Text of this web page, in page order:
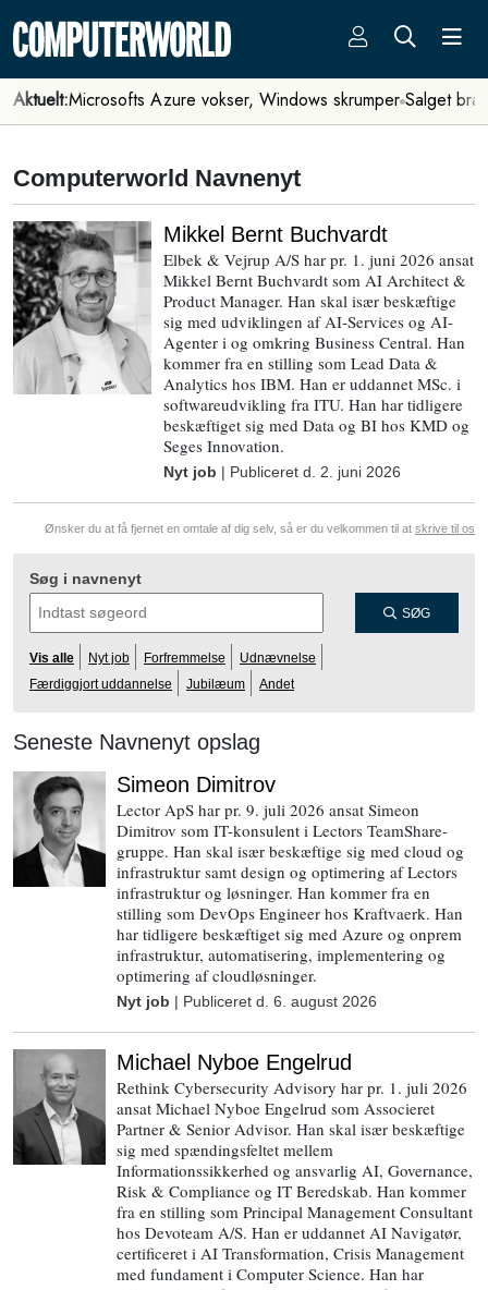
Aktuelt:Microsofts Azure vokser, Windows skrumper Salget
Computerworld Navnenyt
Mikkel Bernt Buchvardt
Elbek & Vejrup A/S har pr. 1. juni 2026 ansat
Mikkel Bernt Buchvardt som AI Architect &
Product Manager. Han skal især beskæftige
sig med udviklingen af AI-Services og AI-
Agenter i og omkring Business Central. Han
kommer fra en stilling som Lead Data &
Analytics hos IBM. Han er uddannet MSc. i
softwareudvikling fra ITU. Han har tidligere
beskæftiget sig med Data og BI hos KMD og
Seges Innovation.
Nyt job | Publiceret d. 2. juni 2026
Ønsker du at få fjernet en omtale af dig selv, så er du velkommen til at skrive til os
Søg i navnenyt
SØG
Vis alle Nyt job Forfremmelse
Udnævnelse
Færdiggjort uddannelse
Jubilæum Andet
Seneste Navnenyt opslag
Simeon Dimitrov
Lector ApS har pr. 9. juli 2026 ansat Simeon
Dimitrov som IT-konsulent i Lectors TeamShare-
gruppe. Han skal især beskæftige sig med cloud og
infrastruktur samt design og optimering af Lectors
infrastruktur og løsninger. Han kommer fra en
stilling som DevOps Engineer hos Kraftvaerk. Han
har tidligere beskæftiget sig med Azure og onprem
infrastruktur, automatisering, implementering og
optimering af cloudløsninger.
Nyt job | Publiceret d.6. august 2026
Michael Nyboe Engelrud
Rethink Cybersecurity Advisory har pr. 1. juli 2026
ansat Michael Nyboe Engelrud som Associeret
Partner & Senior Advisor. Han skal især beskæftige
sig med spændingsfeltet mellem
Informationssikkerhed og ansvarlig AI, Governance,
Risk & Compliance og IT Beredskab. Han kommer
fra en stilling som Principal Management Consultant
hos Devoteam A/S. Han er uddannet AI Navigatør,
certificeret i AI Transformation, Crisis Management
med fundament i Computer Science. Han har